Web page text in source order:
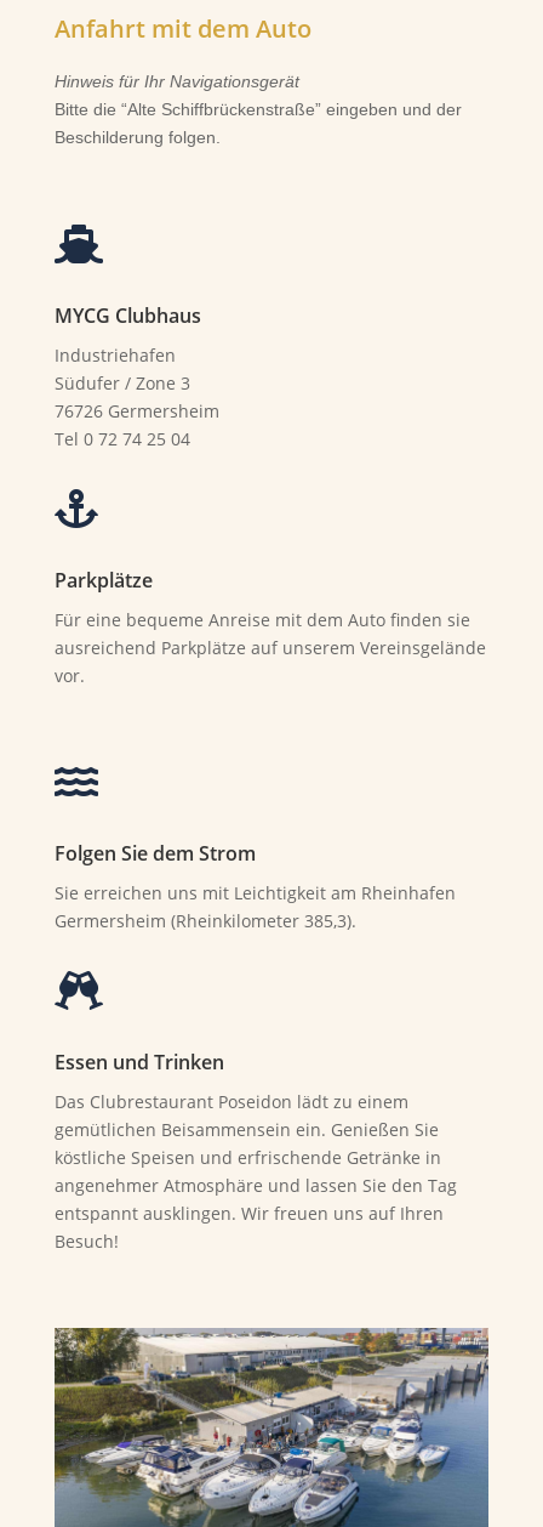
Anfahrt mit dem Auto
Hinweis für Ihr Navigationsgerät
Bitte die “Alte Schiffbrückenstraße” eingeben und der
Beschilderung folgen.

MYCG Clubhaus
Industriehafen
Südufer / Zone 3
76726 Germersheim
Tel 0 72 74 25 04

Parkplätze
Für eine bequeme Anreise mit dem Auto finden sie
ausreichend Parkplätze auf unserem Vereinsgelände
vor.

Folgen Sie dem Strom
Sie erreichen uns mit Leichtigkeit am Rheinhafen
Germersheim (Rheinkilometer 385,3).

Essen und Trinken
Das Clubrestaurant Poseidon lädt zu einem
gemütlichen Beisammensein ein. Genießen Sie
köstliche Speisen und erfrischende Getränke in
angenehmer Atmosphäre und lassen Sie den Tag
entspannt ausklingen. Wir freuen uns auf Ihren
Besuch!